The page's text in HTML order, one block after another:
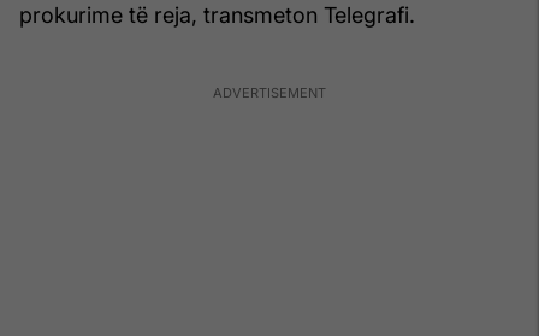
prokurime të reja, transmeton Telegrafi.